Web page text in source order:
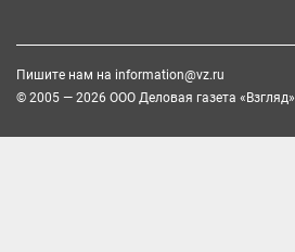
Пишите нам на information@vz.ru
© 2005 — 2026 ООО Деловая газета «Взгляд»